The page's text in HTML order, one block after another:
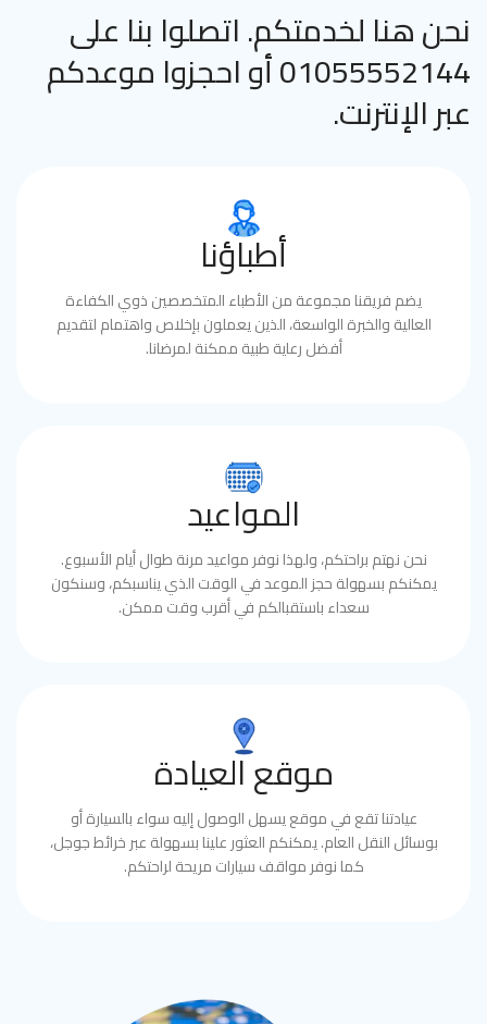
نحن هنا لخدمتكم. اتصلوا بنا على
01055552144 أو احجزوا موعدكم
عبر الإنترنت.
أطباؤنا
يضم فريقنا مجموعة من الأطباء المتخصصين ذوي الكفاءة
العالية والخبرة الواسعة، الذين يعملون بإخلاص واهتمام لتقديم
أفضل رعاية طبية ممكنة لمرضانا.
المواعيد
نحن نهتم براحتكم، ولهذا نوفر مواعيد مرنة طوال أيام الأسبوع.
يمكنكم بسهولة حجز الموعد في الوقت الذي يناسبكم، وسنكون
سعداء باستقبالكم في أقرب وقت ممكن.
موقع العيادة
عيادتنا تقع في موقع يسهل الوصول إليه سواء بالسيارة أو
بوسائل النقل العام. يمكنكم العثور علينا بسهولة عبر خرائط جوجل،
كما نوفر مواقف سيارات مريحة لراحتكم.